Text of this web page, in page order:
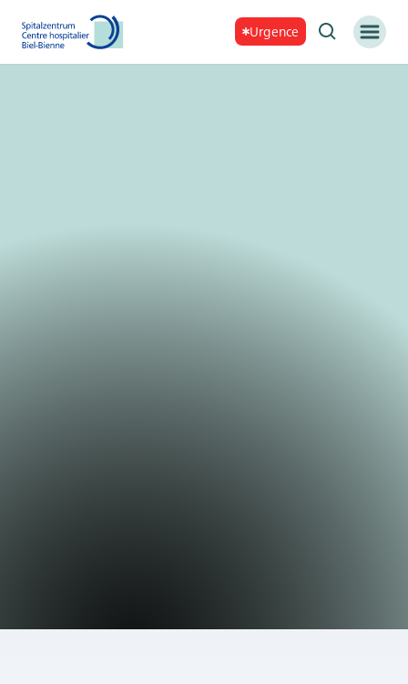
Urgence